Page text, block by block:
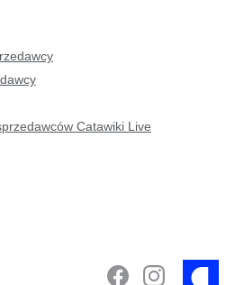
Catawiki Live